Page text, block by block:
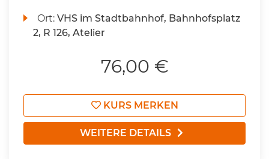
Ort:VHS im Stadtbahnhof, Bahnhofsplatz
2, R 126, Atelier
76,00 €
KURS MERKEN
WEITERE DETAILS